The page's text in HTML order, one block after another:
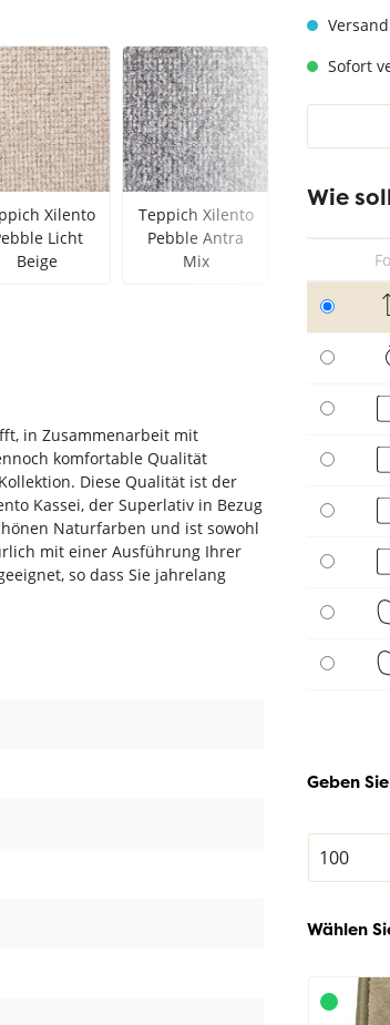
Teppich Taupe
Sofort
Wie
Geben
Wählen
Xilento
Licht
Beige
Teppich Xilento
Pebble Antra
Mix
Berber
in Zusammenarbeit mit
komfortable Qualität
Diese Qualität ist der
Kassei, der Superlativ in Bezug
Naturfarben und ist sowohl
mit einer Ausführung Ihrer
so dass Sie jahrelang